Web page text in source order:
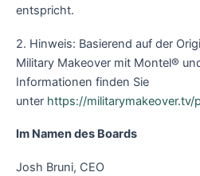
entspricht.
2. Hinweis: Basierend auf der
Military Makeover mit Montel®
Informationen finden Sie
unter https://militarymakeover.tv/
Im Namen des Boards
Josh Bruni, CEO